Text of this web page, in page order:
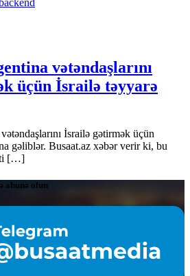
vətəndaşlarını
üçün İsrailə təyyarə
İsrailə gətirmək üçün
gəliblər. Busaat.az xəbər verir ki, bu
[…]
abunə olun